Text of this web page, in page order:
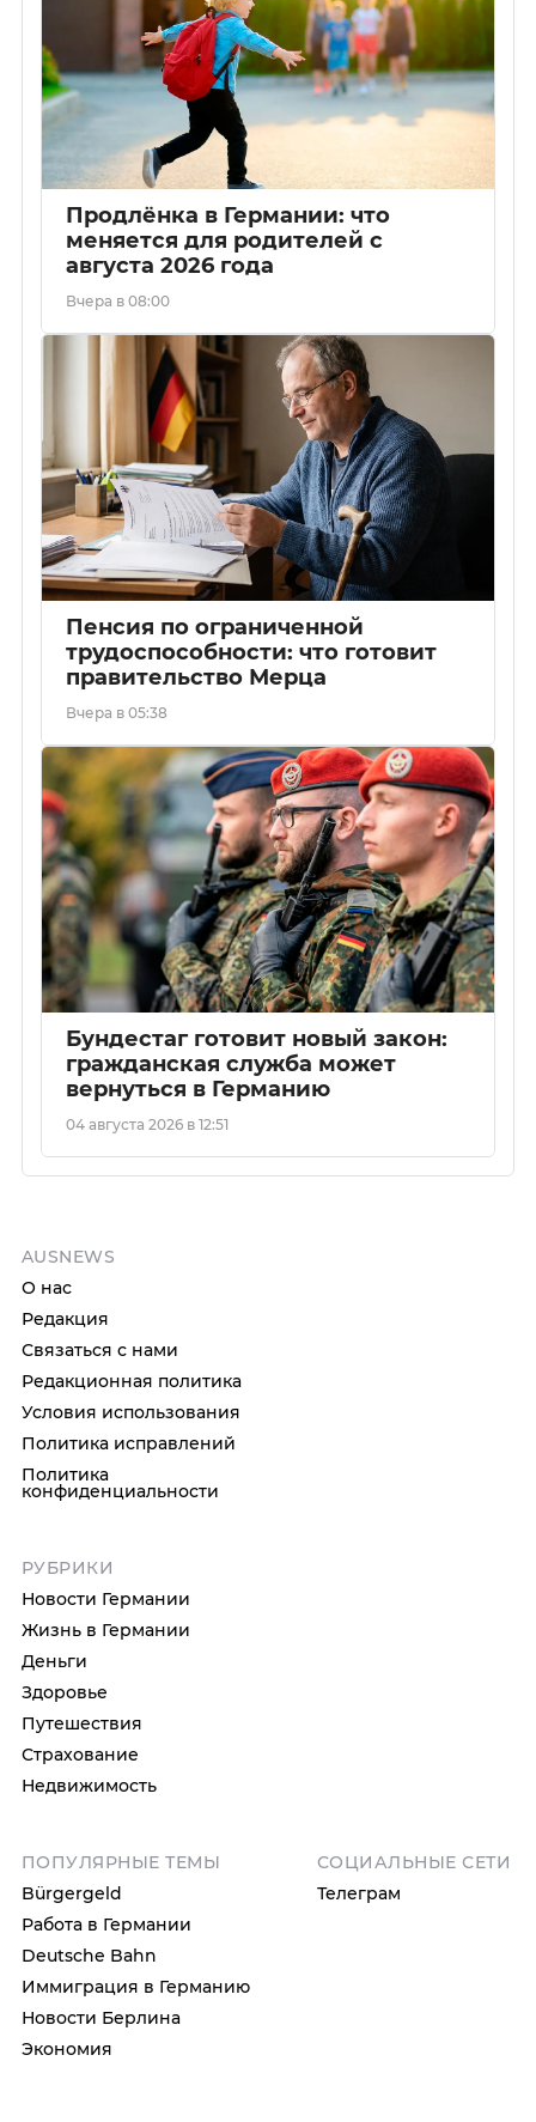
Продлёнка в Германии: что
меняется для родителей с
августа 2026 года
Вчера в 08:00
Пенсия по ограниченной
трудоспособности: что готовит
правительство Мерца
Вчера в 05:38
Бундестаг готовит новый закон:
гражданская служба может
вернуться в Германию
04 августа 2026 в 12:51
AUSNEWS
О нас
Редакция
Связаться с нами
Редакционная политика
Условия использования
Политика исправлений
Политика
конфиденциальности
РУБРИКИ
Новости Германии
Жизнь в Германии
Деньги
Здоровье
Путешествия
Страхование
Недвижимость
ПОПУЛЯРНЫЕ ТЕМЫ
Bürgergeld
Работа в Германии
Deutsche Bahn
Иммиграция в Германию
Новости Берлина
Экономия
СОЦИАЛЬНЫЕ СЕТИ
Телеграм